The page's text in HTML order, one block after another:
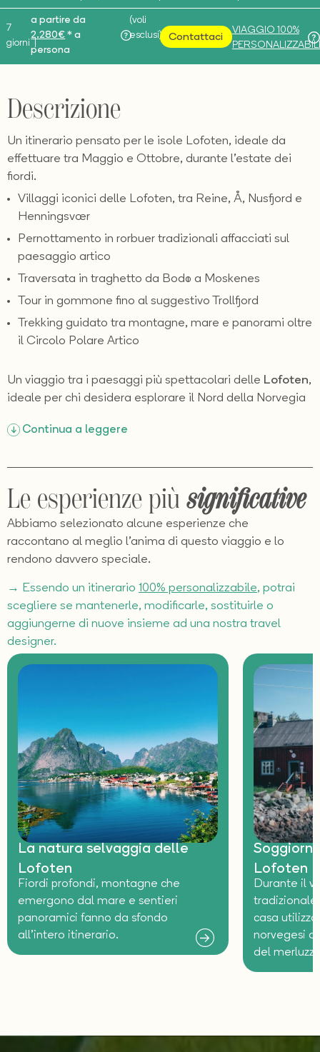
7
giorni |
a partire da
2.280€ * a
persona
(voli
esclusi)
VIAGGIO 100%
Contattaci
Descrizione
Un itinerario pensato per le isole Lofoten, ideale da
effettuare tra Maggio e Ottobre, durante l'estate dei
fiordi.
Villaggi iconici delle Lofoten, tra Reine, Å, Nusfjord e
Henningsvær
Pernottamento in rorbuer tradizionali affacciati sul
paesaggio artico
Traversata in traghetto da Bodø a Moskenes
Tour in gommone fino al suggestivo Trollfjord
Trekking guidato tra montagne, mare e panorami oltre
il Circolo Polare Artico
Un viaggio tra i paesaggi più spettacolari delle Lofoten,
ideale per chi desidera esplorare il Nord della Norvegia
mare e vi muoverete tra traghetti, bus panoramici e
sospesi nel tempo, rorbuer affacciati sui fiordi e località
iconiche come
Reine, Å, Nusfjord e Henningsvær . Un
itinerario che unisce natura, atmosfera nordica ed
esperienze autentiche, dal tour in gommone nel
suggestivo Trollfjordfino al trekking guidato tra
montagne e oceano.
Continua a leggere
Le esperienze più significative
Abbiamo selezionato alcune esperienze che
raccontano al meglio l’anima di questo viaggio e lo
rendono davvero speciale.
→ Essendo un itinerario 100% personalizzabile, potrai
scegliere se mantenerle, modificarle, sostituirle o
aggiungerne di nuove insieme ad una nostra travel
designer.
La natura selvaggia delle
Lofoten
Fiordi profondi, montagne che
emergono dal mare e sentieri
panoramici fanno da sfondo
all’intero itinerario.
Lofoten
Durante il
tradizionale
casa
norvegesi
del